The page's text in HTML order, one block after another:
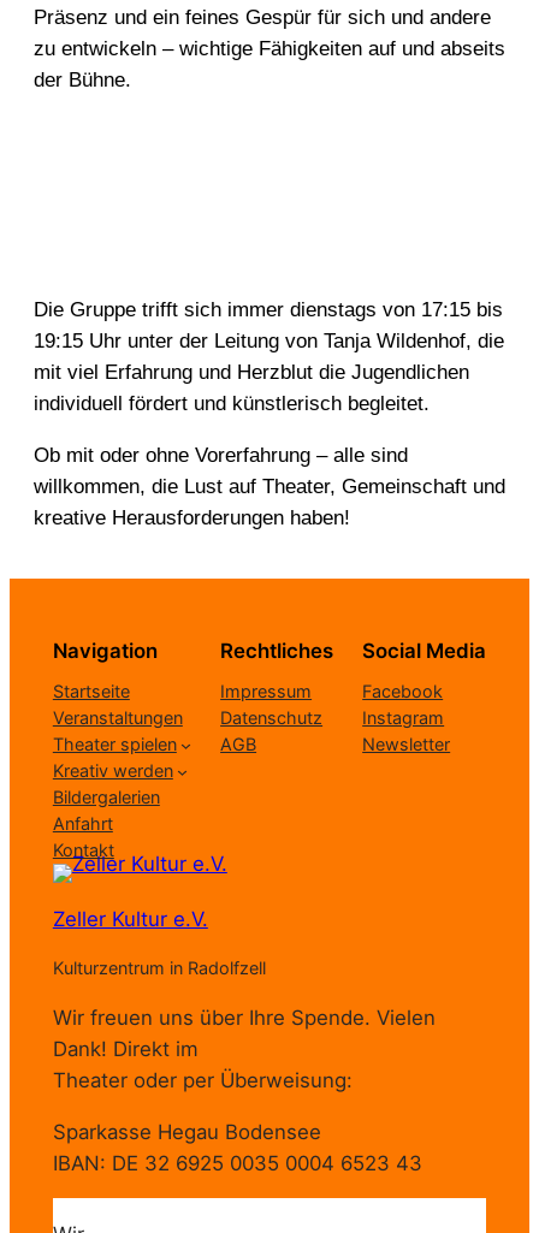
Präsenz und ein feines Gespür für sich und andere
zu entwickeln – wichtige Fähigkeiten auf und abseits
der Bühne.
Die Gruppe trifft sich immer dienstags von 17:15 bis
19:15 Uhr unter der Leitung von Tanja Wildenhof, die
mit viel Erfahrung und Herzblut die Jugendlichen
individuell fördert und künstlerisch begleitet.
Ob mit oder ohne Vorerfahrung – alle sind
willkommen, die Lust auf Theater, Gemeinschaft und
kreative Herausforderungen haben!
Navigation
Startseite
Veranstaltungen
Theater spielen
Kreativ werden
Bildergalerien
Anfahrt
Kontakt
Rechtliches
Impressum
Datenschutz
AGB
Social Media
Facebook
Instagram
Newsletter
Zeller Kultur e.V.
Kulturzentrum in Radolfzell
Wir freuen uns über Ihre Spende. Vielen
Dank! Direkt im
Theater oder per Überweisung:
Sparkasse Hegau Bodensee
IBAN: DE 32 6925 0035 0004 6523 43